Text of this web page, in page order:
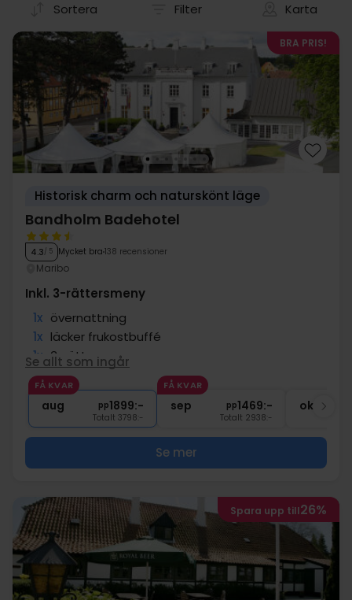
Sortera Filter Karta
BRA PRIS!
Historisk charm och naturskönt läge
Bandholm Badehotel
4.3/ 5 Mycket bra 138 recensioner
Maribo
Inkl. 3-rättersmeny
1x övernattning
1x läcker frukostbuffé
1x 3-rättersmeny
1x Snacks före middagen
1x kaffe att ta med
Se allt som ingår
FÅ KVAR
aug pp1899:-
Totalt 3798:-
FÅ KVAR
sep pp1469:-
Totalt 2938:-
okt
Se mer
Spara upp till26%